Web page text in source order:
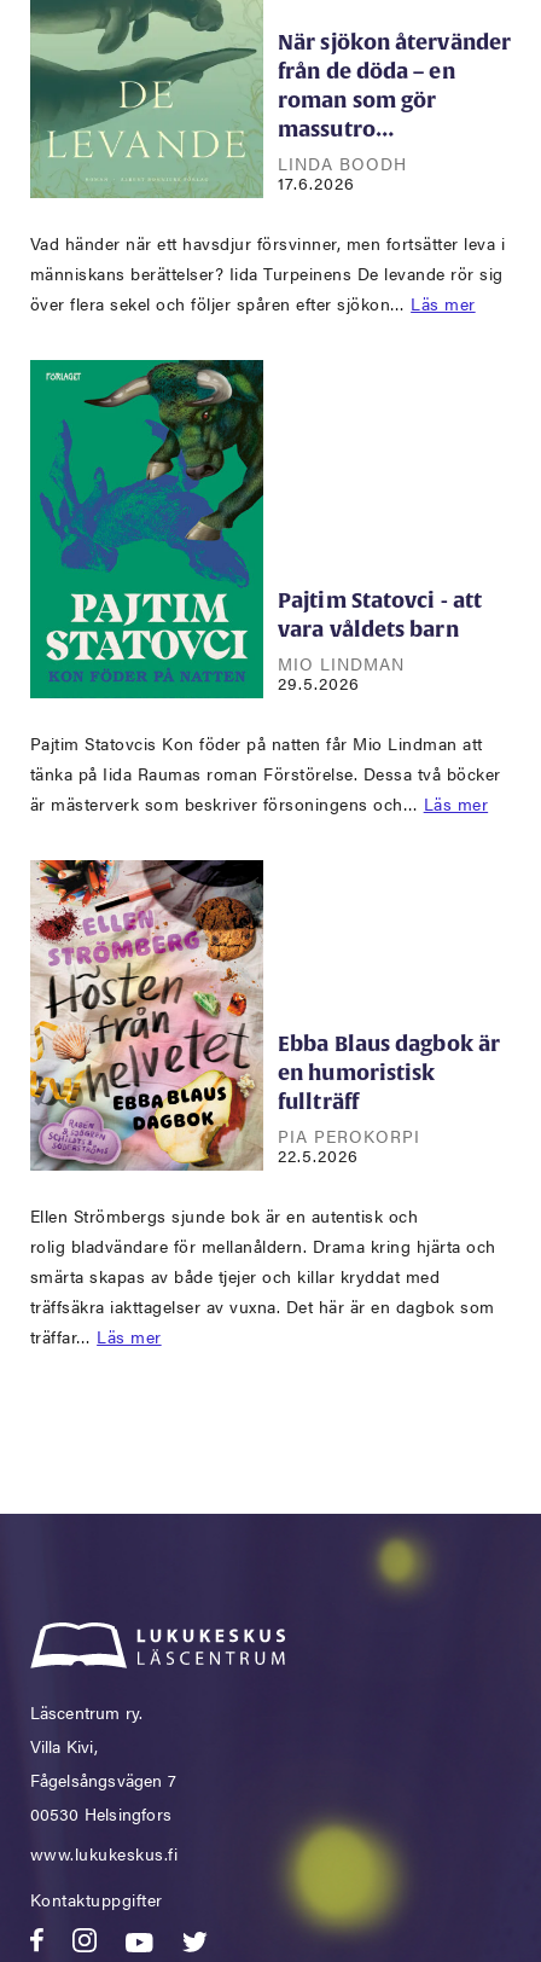
När sjökon återvänder
från de döda – en
roman som gör
massutro…
LINDA BOODH
17.6.2026
Vad händer när ett havsdjur försvinner, men fortsätter leva i
människans berättelser? Iida Turpeinens De levande rör sig
över flera sekel och följer spåren efter sjökon… Läs mer
Pajtim Statovci - att
vara våldets barn
MIO LINDMAN
29.5.2026
Pajtim Statovcis Kon föder på natten får Mio Lindman att
tänka på Iida Raumas roman Förstörelse. Dessa två böcker
är mästerverk som beskriver försoningens och… Läs mer
Ebba Blaus dagbok är
en humoristisk
fullträff
PIA PEROKORPI
22.5.2026
Ellen Strömbergs sjunde bok är en autentisk och
rolig bladvändare för mellanåldern. Drama kring hjärta och
smärta skapas av både tjejer och killar kryddat med
träffsäkra iakttagelser av vuxna. Det här är en dagbok som
träffar… Läs mer
Läscentrum ry.
Villa Kivi,
Fågelsångsvägen 7
00530 Helsingfors
www.lukukeskus.fi
Kontaktuppgifter